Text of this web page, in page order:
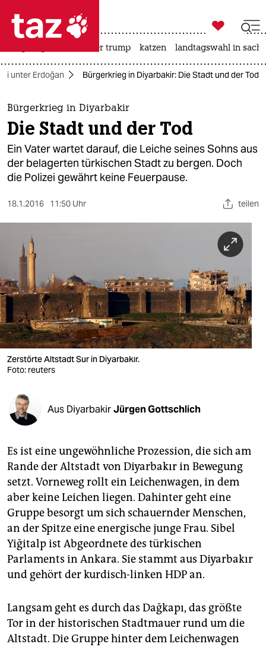
 taz zahl ich
taz zahl ich
themen
politik
öko
gesellschaft
sport
berlin
nord
wahrheit
verlag
verlag
veranstaltungen
shop
unterstützen
abo
genossenschaft
epaper login

taz zahl ich
usa unter trump katzen landtagswahl in
unter Erdoğan Bürgerkrieg in Diyarbakir: Die Stadt und der Tod
Bürgerkrieg in Diyarbakir
Die Stadt und der Tod
Ein Vater wartet darauf, die Leiche seines Sohns aus
der belagerten türkischen Stadt zu bergen. Doch
die Polizei gewährt keine Feuerpause.
18.1.2016 11:50 Uhr teilen
Zerstörte Altstadt Sur in Diyarbakır.
Foto: reuters
Aus DiyarbakirJürgen Gottschlich
Es ist eine ungewöhnliche Prozession, die sich am
Rande der Altstadt von Diyarbakır in Bewegung
setzt. Vorneweg rollt ein Leichenwagen, in dem
aber keine Leichen liegen. Dahinter geht eine
Gruppe besorgt um sich schauernder Menschen,
an der Spitze eine energische junge Frau. Sibel
Yiğitalp ist Abgeordnete des türkischen
Parlaments in Ankara. Sie stammt aus Diyarbakır
und gehört der kurdisch-linken HDP an.
Langsam geht es durch das Dağkapı, das größte
Tor in der historischen Stadtmauer rund um die
Altstadt. Die Gruppe hinter dem Leichenwagen